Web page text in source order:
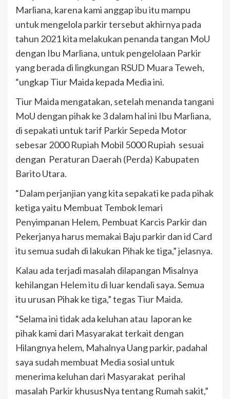
Marliana, karena kami anggap ibu itu mampu
untuk mengelola parkir tersebut akhirnya pada
tahun 2021 kita melakukan penanda tangan MoU
dengan Ibu Marliana, untuk pengelolaan Parkir
yang berada di lingkungan RSUD Muara Teweh,
“ungkap Tiur Maida kepada Media ini.
Tiur Maida mengatakan, setelah menanda tangani
MoU dengan pihak ke 3 dalam hal ini Ibu Marliana,
di sepakati untuk tarif Parkir Sepeda Motor
sebesar 2000 Rupiah Mobil 5000 Rupiah sesuai
dengan Peraturan Daerah (Perda) Kabupaten
Barito Utara.
“Dalam perjanjian yang kita sepakati ke pada pihak
ketiga yaitu Membuat Tembok lemari
Penyimpanan Helem, Pembuat Karcis Parkir dan
Pekerjanya harus memakai Baju parkir dan id Card
itu semua sudah di lakukan Pihak ke tiga,” jelasnya.
Kalau ada terjadi masalah dilapangan Misalnya
kehilangan Helem itu di luar kendali saya. Semua
itu urusan Pihak ke tiga,” tegas Tiur Maida.
“Selama ini tidak ada keluhan atau laporan ke
pihak kami dari Masyarakat terkait dengan
Hilangnya helem, Mahalnya Uang parkir, padahal
saya sudah membuat Media sosial untuk
menerima keluhan dari Masyarakat perihal
masalah Parkir khususNya tentang Rumah sakit,”